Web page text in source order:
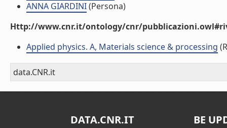
ANNA GIARDINI(Persona)
Http://www.cnr.it/ontology/cnr/
Applied physics. A, Materials science & processing
data.CNR.it
DATA.CNR.IT BE